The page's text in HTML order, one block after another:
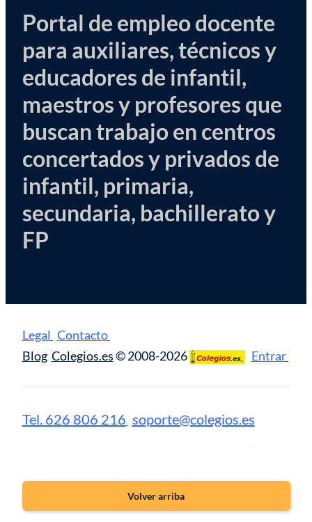
Portal de empleo docente
para auxiliares, técnicos y
educadores de infantil,
maestros y profesores que
buscan trabajo en centros
concertados y privados de
infantil, primaria,
secundaria, bachillerato y
FP
Legal Contacto
Blog Colegios.es© 2008-2026 Entrar
Tel. 626 806 216 soporte@colegios.es
Volver arriba